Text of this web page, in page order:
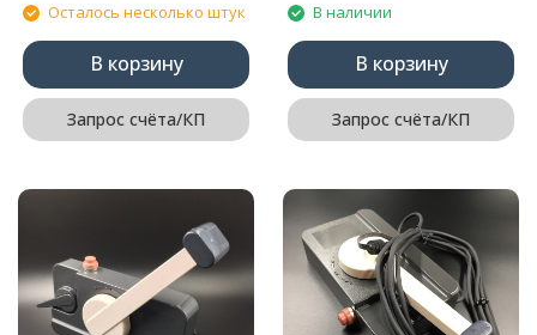
Осталось несколько штук
В корзину
Запрос счёта/КП
В наличии
В корзину
Запрос счёта/КП